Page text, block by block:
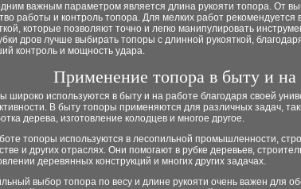
важным параметром является длина рукояти топора. От
работы и контроль топора. Для мелких работ рекомендуется
которые позволяют точно и легко манипулировать
дров лучше выбирать топоры с длинной рукояткой,
контроль и мощность удара.
Применение топора в быту и на
широко используются в быту и на работе благодаря своей
В быту топоры применяются для различных задач,
дерева, изготовление колодцев и многое другое.
топоры используются в лесопильной промышленности,
и других отраслях. Они помогают в рубке деревьев,
деревянных конструкций и многих других задачах.
выбор топора по весу и длине рукояти очень важен для